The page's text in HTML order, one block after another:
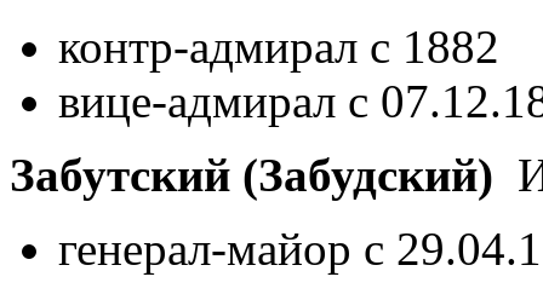
контр-адмирал с 1882
вице-адмирал с
Забутский (Забудский)
генерал-майор с